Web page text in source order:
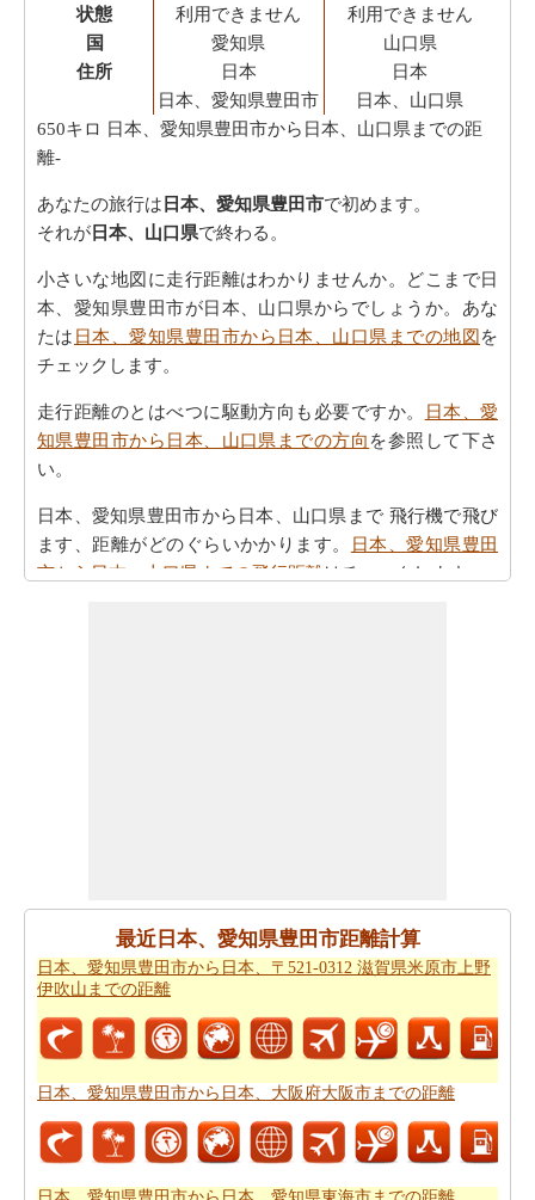
状態
国
住所
利用できません
愛知県
日本
日本、愛知県豊田市
利用できません
山口県
日本
日本、山口県
650キロ 日本、愛知県豊田市から日本、山口県までの距
離-
あなたの旅行は 日本、愛知県豊田市で初めます。
それが 日本、山口県で終わる。
小さいな地図に走行距離はわかりませんか。どこまで日
本、愛知県豊田市が日本、山口県からでしょうか。あな
たは 日本、愛知県豊田市から日本、山口県までの地図を
チェックします。
走行距離のとはべつに駆動方向も必要ですか。
日本、愛
知県豊田市から日本、山口県までの方向 を参照して下さ
い。
日本、愛知県豊田市から日本、山口県まで 飛行機で飛び
ます、距離がどのぐらいかかります。
日本、愛知県豊田
市から日本、山口県までの飛行距離 はチェックします。
間は知りたいんですか。日本、愛知県豊田市から日本、
山口県までの飛行時間 チェックします。
それはあなたの旅のルートを計画するのは面倒ですか？
このルートプランナーは、日本、愛知県豊田市から日
本、山口県までの道路ルートプラン提供します。
あなたは、道路に旅行を取ることを計画していますか？
あなたはこの旅行で過ごすことになります燃料費の見積
もりをしたいですか？日本、愛知県豊田市から日本、山
最近日本、愛知県豊田市距離計算
日本、愛知県豊田市から日本、〒521-0312 滋賀県米原市上野
伊吹山までの距離
日本、愛知県豊田市から日本、大阪府大阪市までの距離
日本、愛知県豊田市から日本、愛知県東海市までの距離